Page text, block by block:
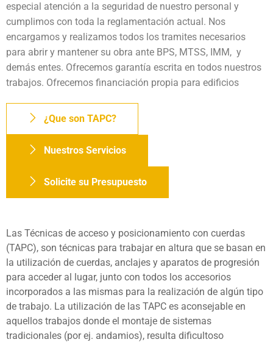
especial atención a la seguridad de nuestro personal y
cumplimos con toda la reglamentación actual. Nos
encargamos y realizamos todos los tramites necesarios
para abrir y mantener su obra ante BPS, MTSS, IMM, y
demás entes. Ofrecemos garantía escrita en todos nuestros
trabajos. Ofrecemos financiación propia para edificios
¿Que son TAPC?
Nuestros Servicios
Solicite su Presupuesto
Las Técnicas de acceso y posicionamiento con cuerdas
(TAPC), son técnicas para trabajar en altura que se basan en
la utilización de cuerdas, anclajes y aparatos de progresión
para acceder al lugar, junto con todos los accesorios
incorporados a las mismas para la realización de algún tipo
de trabajo. La utilización de las TAPC es aconsejable en
aquellos trabajos donde el montaje de sistemas
tradicionales (por ej. andamios), resulta dificultoso